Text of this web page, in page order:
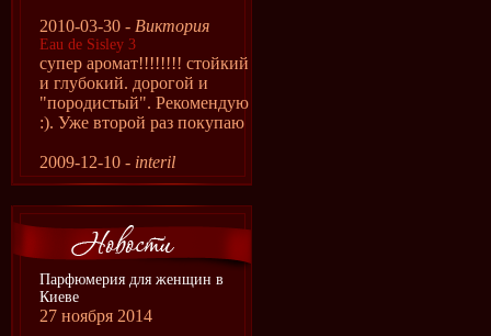
2010-03-30 - Виктория
Eau de Sisley 3
супер аромат!!!!!!!! стойкий
и глубокий. дорогой и
"породистый". Рекомендую
:). Уже второй раз покупаю
2009-12-10 - interil
Парфюмерия для женщин в
Киеве
27 ноября 2014